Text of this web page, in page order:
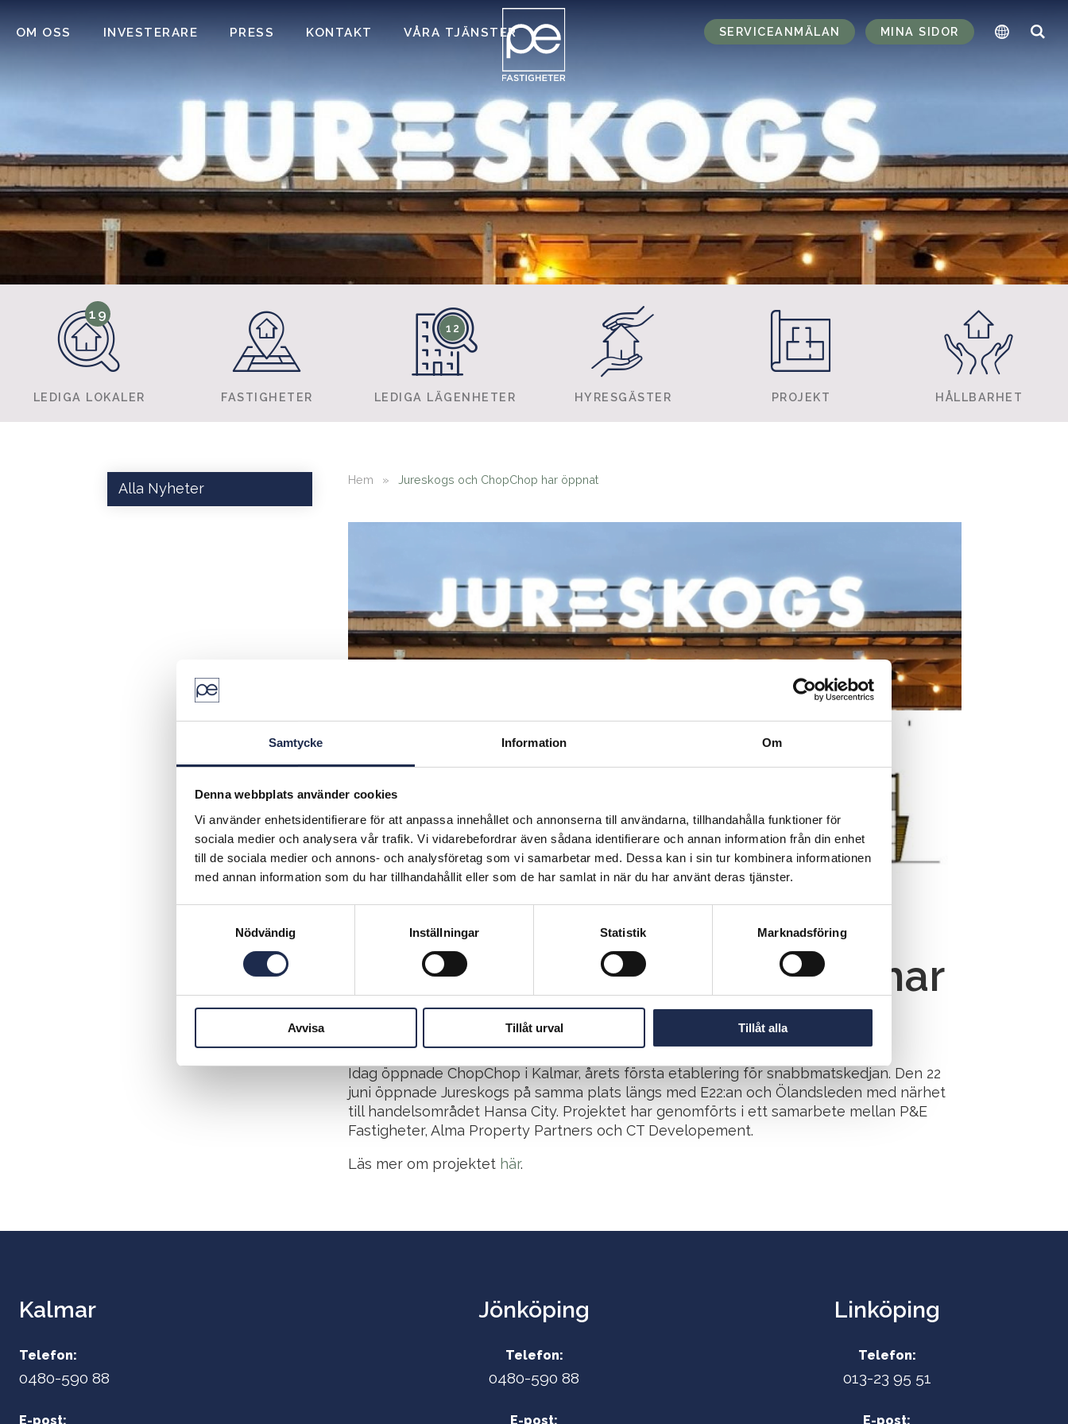
Samtycke Information Om
Denna webbplats använder cookies
Vi använder enhetsidentifierare för att anpassa innehållet och annonserna till användarna, tillhandahålla funktioner för
sociala medier och analysera vår trafik. Vi vidarebefordrar även sådana identifierare och annan information från din enhet
till de sociala medier och annons- och analysföretag som vi samarbetar med. Dessa kan i sin tur kombinera informationen
med annan information som du har tillhandahållit eller som de har samlat in när du har använt deras tjänster.
s
Nödvändig Inställningar Statistik Marknadsföring
Avvisa Tillåt urval Tillåt alla
OM OSS INVESTERARE PRESS KONTAKT VÅRA TJÄNSTER SERVICEANMÄLAN MINA SIDOR
LEDIGA LOKALER
19
FASTIGHETER LEDIGA LÄGENHETER
12
HYRESGÄSTER PROJEKT HÅLLBARHET
Alla Nyheter
Hem » Jureskogs och ChopChop har öppnat
2021-07-07
Jureskogs och ChopChop har
öppnat
Idag öppnade ChopChop i Kalmar, årets första etablering för snabbmatskedjan. Den 22
juni öppnade Jureskogs på samma plats längs med E22:an och Ölandsleden med närhet
till handelsområdet Hansa City. Projektet har genomförts i ett samarbete mellan P&E
Fastigheter, Alma Property Partners och CT Developement.
Läs mer om projektet här.
Kalmar
Telefon:
0480-590 88
E-post:
Jönköping
Telefon:
0480-590 88
E-post:
Linköping
Telefon:
013-23 95 51
E-post: